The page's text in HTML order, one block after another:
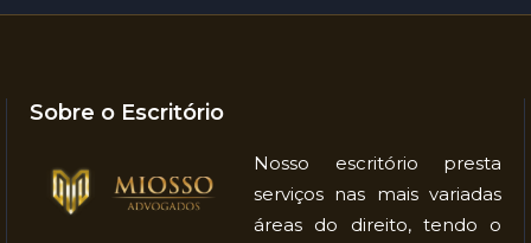
Sobre o Escritório
Nosso escritório presta
serviços nas mais variadas
áreas do direito, tendo o